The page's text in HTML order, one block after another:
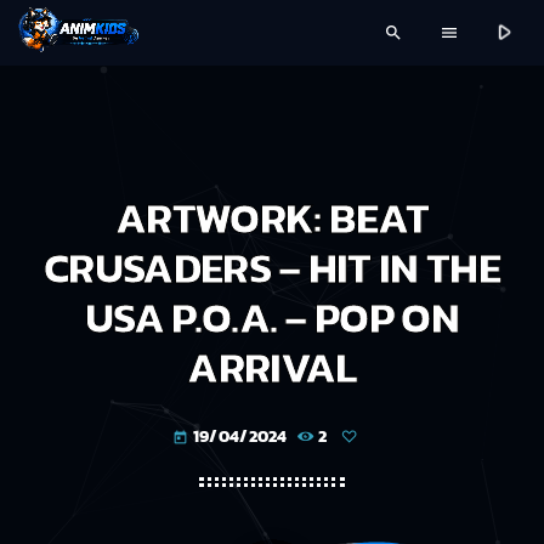
search menu play_arrow
ARTWORK: BEAT
CRUSADERS – HIT IN THE
USA P.O.A. – POP ON
ARRIVAL
today 19/04/2024 2